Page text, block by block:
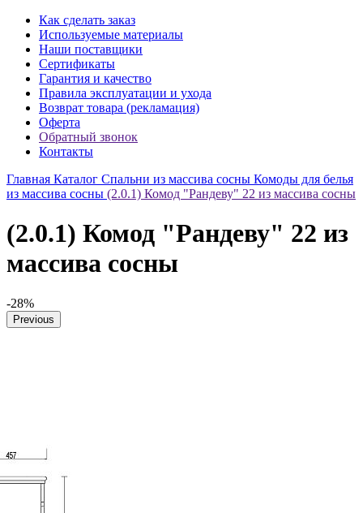
Как сделать заказ
Используемые материалы
Наши поставщики
Сертификаты
Гарантия и качество
Правила эксплуатации и ухода
Возврат товара (рекламация)
Оферта
Обратный звонок
Контакты
Главная Каталог Спальни из массива сосны Комоды для белья
из массива сосны (2.0.1) Комод "Рандеву" 22 из массива сосны
(2.0.1) Комод "Рандеву" 22 из
массива сосны
-28%
Previous